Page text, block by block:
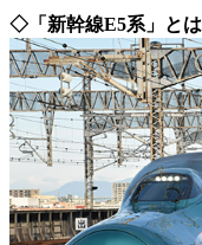
◇「新幹線E5系」とは